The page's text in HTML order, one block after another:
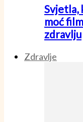
Svjetla,
moć
zdravlju
Zdravlje